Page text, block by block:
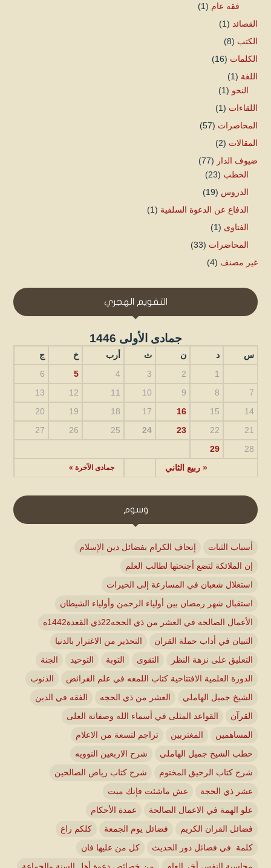
فقه عام (1)
القصائد (1)
الكتب (8)
الكلمات (16)
اللغة (1)
النحو (1)
اللقاءات (1)
المحاضرات (57)
المقالات (2)
ضيوف الدار (77)
الخطب (23)
الدروس (19)
الدفاع عن الدعوة السلفية (1)
الفتاوى (1)
المحاضرات (33)
غير مصنف (4)
التقويم الهجري
جمادى الأولى 1446
س د ن ث أرب خ ج
« ربيع الثاني جمادى الآخرة »
1
2
3
4
5
6
7
8
9
10
11
12
13
14
15
16
17
18
19
20
21
22
23
24
25
26
27
28
29
وسوم
أسباب الثبات
إتحاف الكرام بفضائل دين الإسلام
إن الملائكة لتضع أجنحتها لطالب العلم
استغلال شعبان في المسارعة إلى الخيرات
استقبال شهر رمضان بين أولياء الرحمن وأولياء الشيطان
الأعمال الصالحه في العشر من ذي الحجه22ذي القعدة1442ه
التبيان في أداب حملة القران
التحذير من الاغترار بالدنيا
التعليق على نزهة النظر
التقوى التوبة التوحيد
الجنة
الدورة العلمية الافتتاحية كتاب اللمعه في علم الفرائض
الذنوب
الشيخ جميل الهاملي
العشر من ذي الحجه
الفقه في الدين
القرآن
القواعد المثلى في أسماء الله وصفاتة العلى
المساهمين
المغتربين
تراجم لتسعة من الاعلام
خطب الشيخ جميل الهاملي
شرح الاربعين النوويه
شرح كتاب الرحيق المختوم
شرح كتاب رياض الصالحين
عشر ذي الحجة
عش ماشئت فإنك ميت
علو الهمة في الاعمال الصالحة
عمدة الأحكام
فضائل القران الكريم
فضائل يوم الجمعة
كلكم راع
كلمة في فضائل دور الحديث
كل من عليها فان
محاسبة النفس أخر العام
من خصائص دعوة أهل السنة والجماعة